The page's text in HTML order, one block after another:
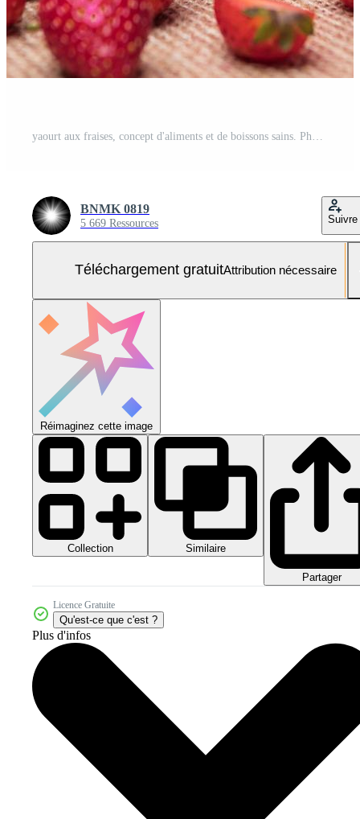
BNMK 0819
5 669 Ressources Suivre
Téléchargement gratuitAttribution nécessaire
Réimaginez cette image
Collection Similaire
Partager
Licence Gratuite
Qu'est-ce que c'est ?
Plus d'infos